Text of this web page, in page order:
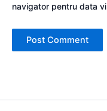
navigator pentru data